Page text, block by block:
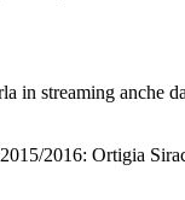
in streaming anche
2016: Ortigia